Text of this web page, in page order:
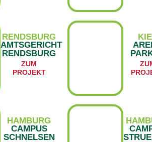
RENDSBURG
AMTSGERICHT
RENDSBURG
ZUM
PROJEKT
HAMBURG
CAMPUS
SCHNELSEN